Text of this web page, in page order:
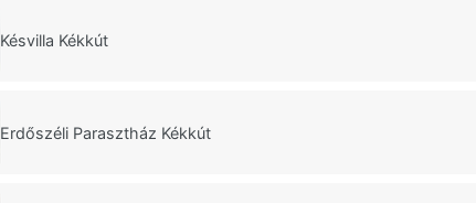
Késvilla Kékkút
Erdőszéli Parasztház Kékkút